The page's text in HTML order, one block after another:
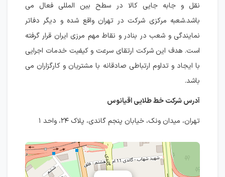
نقل و جابه جایی کالا در سطح بین المللی فعال می
باشد.شعبه مرکزی شرکت در تهران واقع شده و دیگر دفاتر
نمایندگی و شعب در بنادر و نقاط مهم مرزی ایران قرار گرفته
است. هدف این شرکت ارتقای سرعت و کیفیت خدمات اجرایی
با ایجاد و تداوم ارتباطی صادقانه با مشتریان و کارگزاران می
باشد.
آدرس شرکت خط طلایی اقیانوس
تهران، میدان ونک، خیابان پنجم گاندی، پلاک ۲۴، واحد ۱